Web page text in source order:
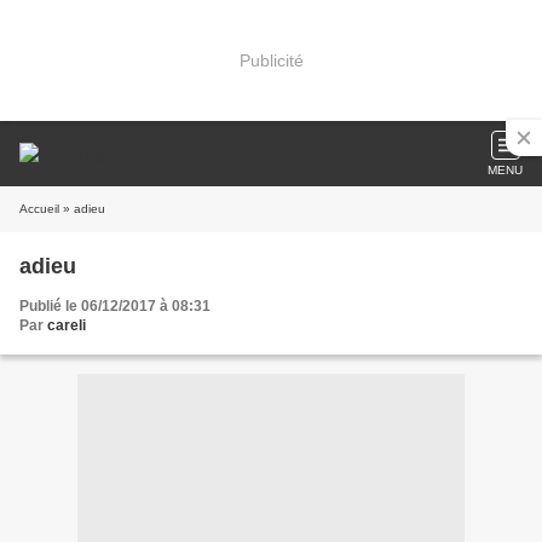
Publicité
MENU
Accueil » adieu
adieu
Publié le 06/12/2017 à 08:31
Par careli